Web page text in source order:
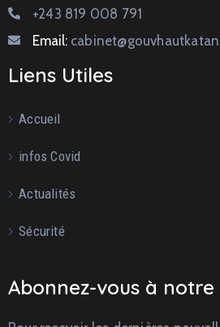
+243 819 008 791
Email:
Liens Utiles
Accueil
infos Covid
Actualités
Sécurité
Abonnez-vous à